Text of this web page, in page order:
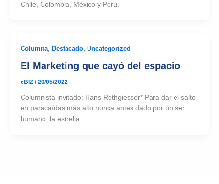
Chile, Colombia, México y Perú.
Columna, Destacado, Uncategorized
El Marketing que cayó del espacio
eBIZ /20/05/2022
Columnista invitado: Hans Rothgiesser* Para dar el salto
en paracaídas más alto nunca antes dado por un ser
humano, la estrella